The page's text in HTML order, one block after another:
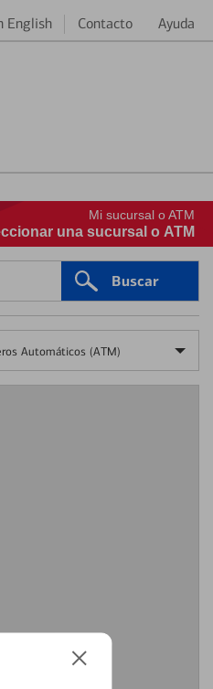
English Contacto Ayuda
Mi sucursal o ATM
una sucursal o ATM
Buscar
Automáticos (ATM)